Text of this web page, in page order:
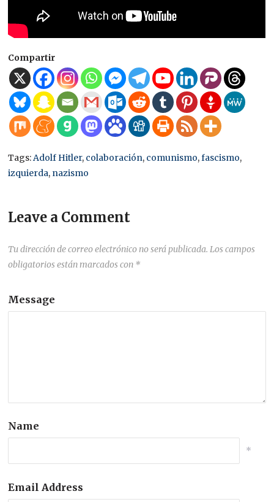
Compartir
Tags:Adolf Hitler, colaboración, comunismo,fascismo,
izquierda, nazismo
Leave a Comment
Tu dirección de correo electrónico no será publicada. Los campos
obligatorios están marcados con *
Message
Name
*
Email Address